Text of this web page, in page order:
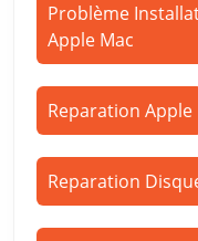
Problème
Apple Mac
Reparation Apple
Reparation